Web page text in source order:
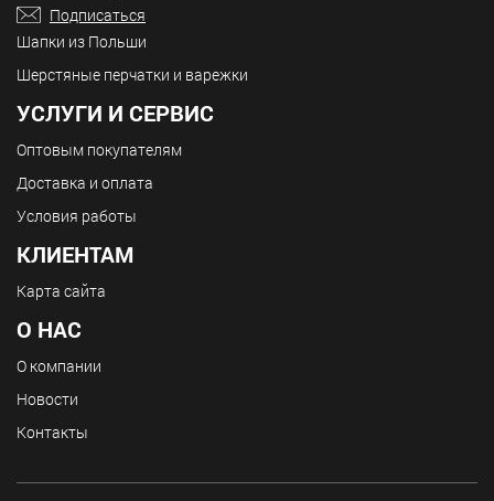
Подписаться
Шапки из Польши
Шерстяные перчатки и варежки
УСЛУГИ И СЕРВИС
Оптовым покупателям
Доставка и оплата
Условия работы
КЛИЕНТАМ
Карта сайта
О НАС
О компании
Новости
Контакты